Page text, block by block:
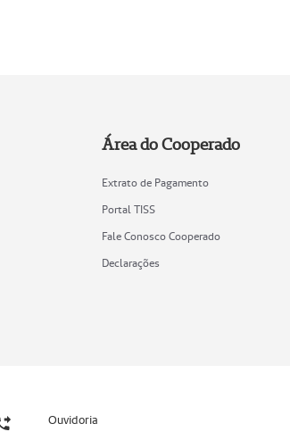
Área do Cooperado
Extrato de Pagamento
Portal TISS
Fale Conosco Cooperado
Declarações
Ouvidoria